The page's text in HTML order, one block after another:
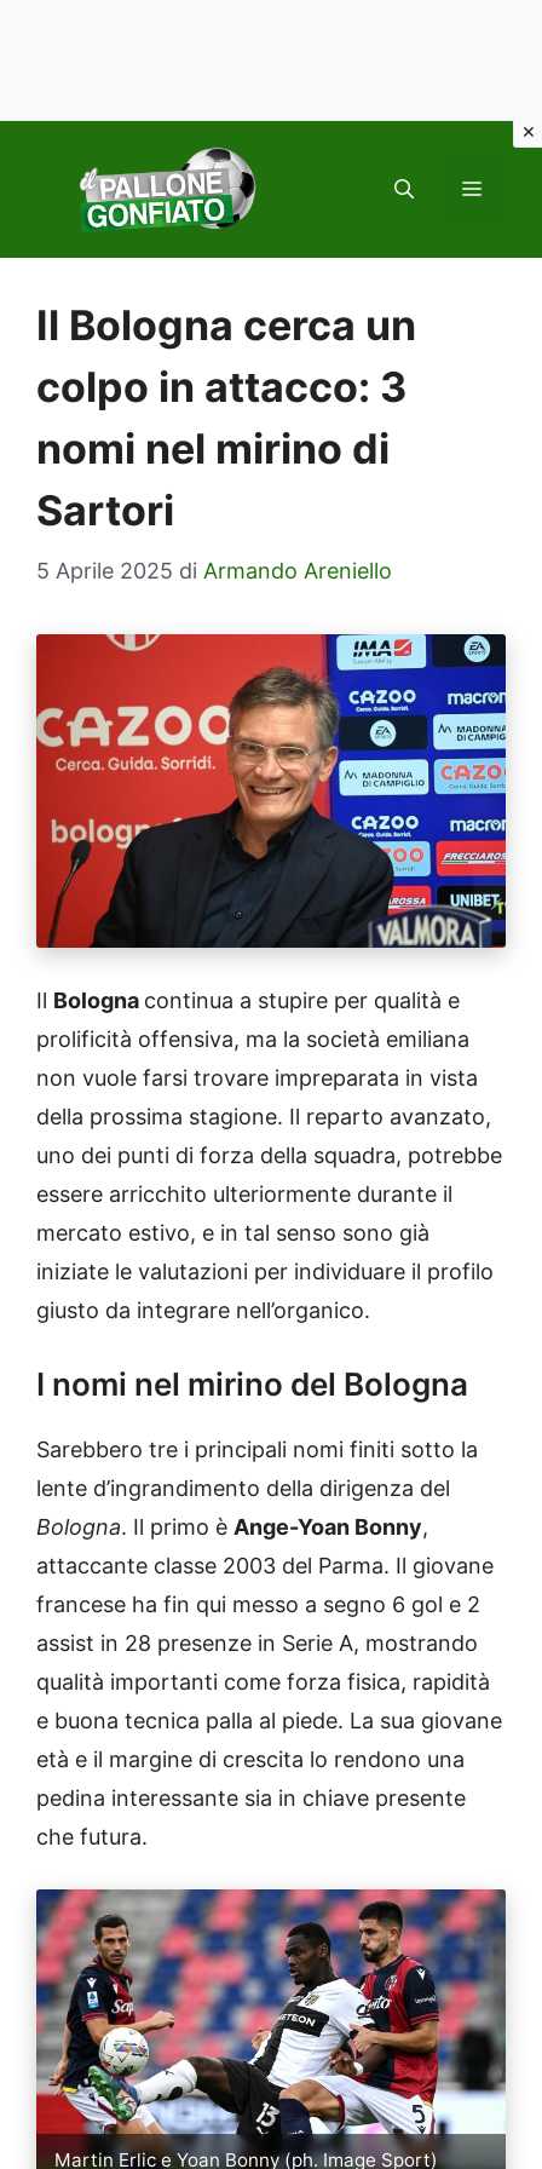
contenuto
MENU
Il Bologna cerca un
colpo in attacco: 3
nomi nel mirino di
Sartori
5 Aprile 2025 di Armando Areniello
Il Bologna continua a stupire per qualità e
prolificità offensiva, ma la società emiliana
non vuole farsi trovare impreparata in vista
della prossima stagione. Il reparto avanzato,
uno dei punti di forza della squadra, potrebbe
essere arricchito ulteriormente durante il
mercato estivo, e in tal senso sono già
iniziate le valutazioni per individuare il profilo
giusto da integrare nell’organico.
I nomi nel mirino del Bologna
Sarebbero tre i principali nomi finiti sotto la
lente d’ingrandimento della dirigenza del
Bologna. Il primo è Ange-Yoan Bonny,
attaccante classe 2003 del Parma. Il giovane
francese ha fin qui messo a segno 6 gol e 2
assist in 28 presenze in Serie A, mostrando
qualità importanti come forza fisica, rapidità
e buona tecnica palla al piede. La sua giovane
età e il margine di crescita lo rendono una
pedina interessante sia in chiave presente
che futura.
Martin Erlic e Yoan Bonny (ph. Image Sport)